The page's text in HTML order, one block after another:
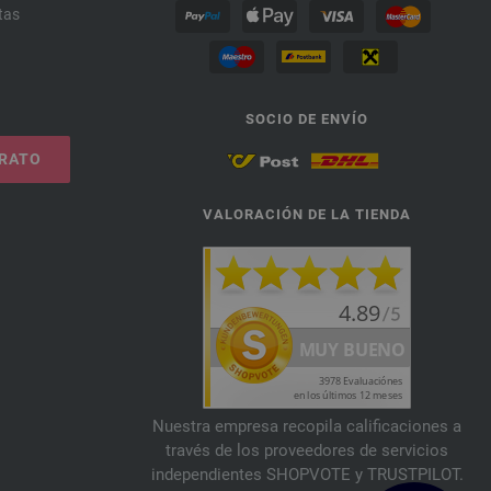
SOCIO DE ENVÍO
VALORACIÓN DE LA TIENDA
Nuestra empresa recopila calificaciones a
través de los proveedores de servicios
independientes SHOPVOTE y TRUSTPILOT.